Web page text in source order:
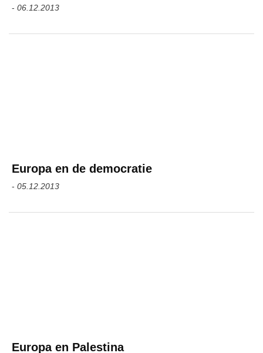
- 06.12.2013
Europa en de democratie
- 05.12.2013
Europa en Palestina